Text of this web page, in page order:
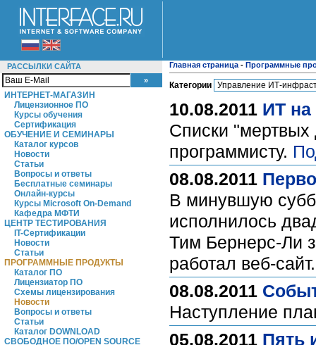
РАССЫЛКИ САЙТА
ИНТЕРНЕТ-МАГАЗИН
Лицензионное ПО
Курсы обучения
Сертификация
ОБУЧЕНИЕ И СЕМИНАРЫ
Каталог курсов
Новости
Статьи
Вопросы и ответы
Бесплатные семинары
Онлайн-курсы
Курсы Microsoft On-Demand
Кафедра МФТИ
ЦЕНТР ТЕСТИРОВАНИЯ
IT-Сертификации
Новости
Статьи
ПРОГРАММНЫЕ ПРОДУКТЫ
Каталог ПО
Лицензиатор ПО
Схемы лицензирования
Новости
Вопросы и ответы
Статьи
Каталог DOWNLOAD
СВОБОДНОЕ ПО/OPEN SOURCE
Главная страница - Программные
Категории
10.08.2011 ИТ на
Списки "мертвых
программисту.
08.08.2011
В минувшую
исполнилось
Тим Бернерс-Ли
работал веб-
08.08.2011
Наступление
05.08.2011 Пять